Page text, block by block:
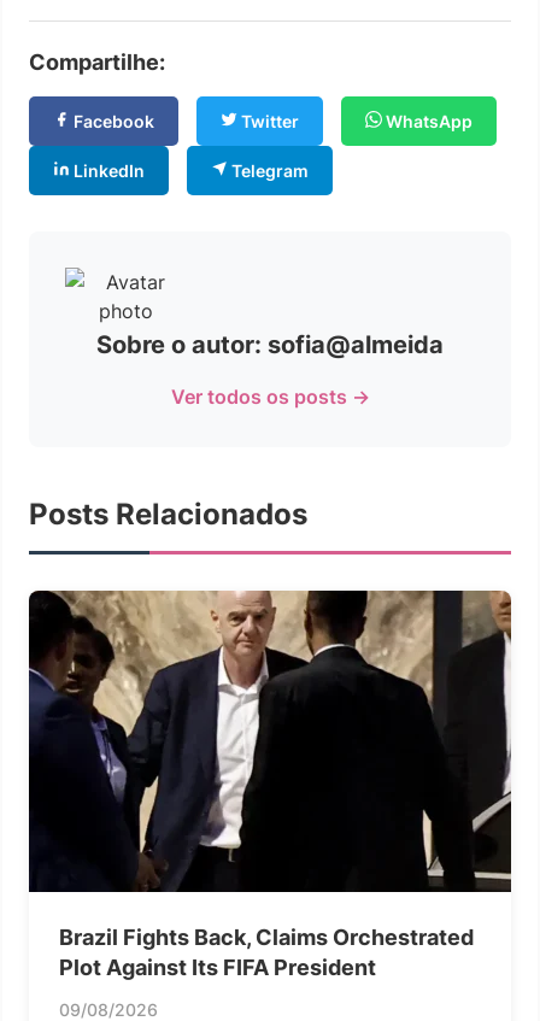
Compartilhe:
Facebook Twitter WhatsApp
LinkedIn Telegram
Sobre o autor: sofia@almeida
Ver todos os posts →
Posts Relacionados
Brazil Fights Back, Claims Orchestrated
Plot Against Its FIFA President
09/08/2026